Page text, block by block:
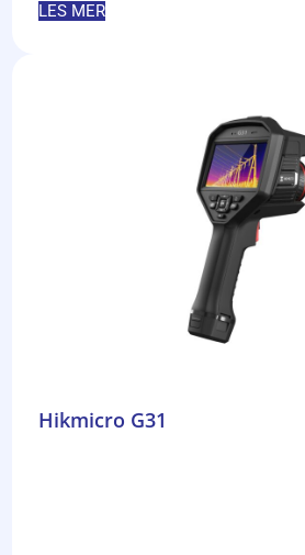
LES MER
Hikmicro G31